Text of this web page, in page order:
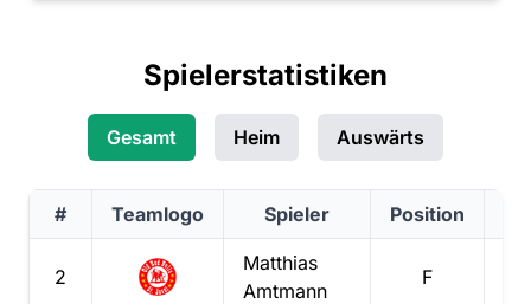
Spielerstatistiken
Gesamt Heim Auswärts
# Teamlogo Spieler Position
2
Matthias
Amtmann
F